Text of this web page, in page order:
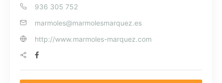
936 305 752
marmoles@marmolesmarquez.es
http://www.marmoles-marquez.com